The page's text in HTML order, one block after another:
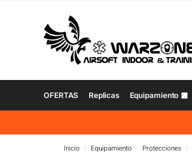
OFERTAS Replicas Equipamiento
Inicio / Equipamiento / Protecciones /